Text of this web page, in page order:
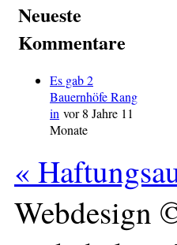
Neueste
Kommentare
Es gab 2
Bauernhöfe Rang
in vor 8 Jahre 11
Monate
«
Webdesign